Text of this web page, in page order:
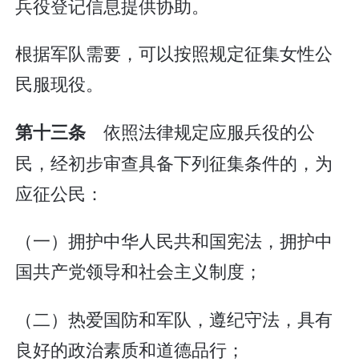
兵役登记信息提供协助。
根据军队需要，可以按照规定征集女性公
民服现役。
第十三条 依照法律规定应服兵役的公
民，经初步审查具备下列征集条件的，为
应征公民：
（一）拥护中华人民共和国宪法，拥护中
国共产党领导和社会主义制度；
（二）热爱国防和军队，遵纪守法，具有
良好的政治素质和道德品行；